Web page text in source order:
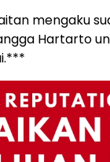
mengaku
Hartarto